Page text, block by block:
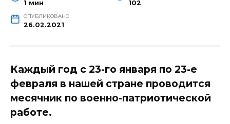
1 мин 102
ОПУБЛИКОВАНО
26.02.2021
Каждый год с 23-го января по 23-е
февраля в нашей стране проводится
месячник по военно-патриотической
работе.